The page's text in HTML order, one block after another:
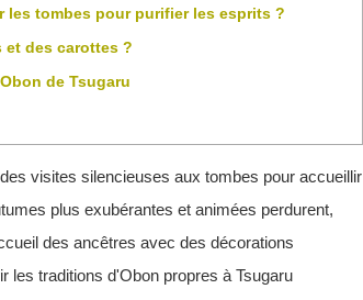
tombes pour purifier les esprits ?
et des carottes ?
de Tsugaru
visites silencieuses aux tombes pour accueillir
plus exubérantes et animées perdurent,
des ancêtres avec des décorations
les traditions d'Obon propres à Tsugaru